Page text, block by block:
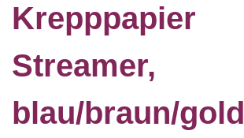
Krepppapier
Streamer,
blau/braun/gold